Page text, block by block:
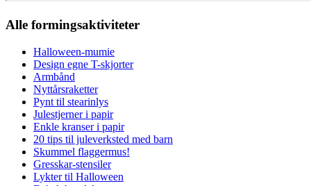
Alle formingsaktiviteter
Halloween-mumie
Design egne T-skjorter
Armbånd
Nyttårsraketter
Pynt til stearinlys
Julestjerner i papir
Enkle kranser i papir
20 tips til juleverksted med barn
Skummel flaggermus!
Gresskar-stensiler
Lykter til Halloween